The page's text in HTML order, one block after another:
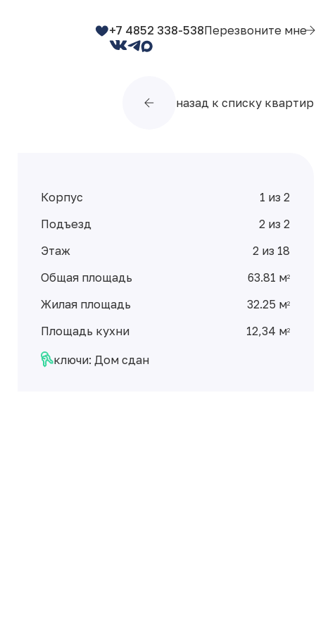
+7 4852 338-538Перезвоните мне
назад к списку квартир
Корпус
1 из 2
Подъезд
2 из 2
Этаж
2 из 18
Общая площадь
63.81 м2
Жилая площадь 32.25 м2
Площадь кухни 12,34 м2
ключи: Дом сдан